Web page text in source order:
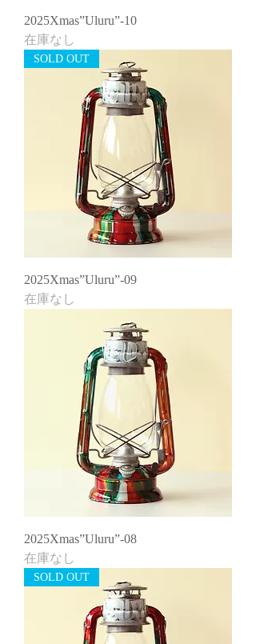
2025Xmas”Uluru”-10
在庫なし
SOLD OUT
2025Xmas”Uluru”-09
在庫なし
2025Xmas”Uluru”-08
在庫なし
SOLD OUT